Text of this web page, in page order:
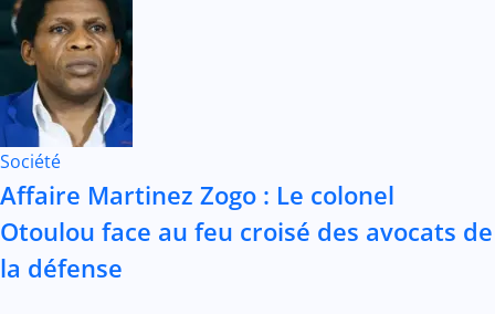
Société
Affaire Martinez Zogo : Le colonel
Otoulou face au feu croisé des avocats de
la défense